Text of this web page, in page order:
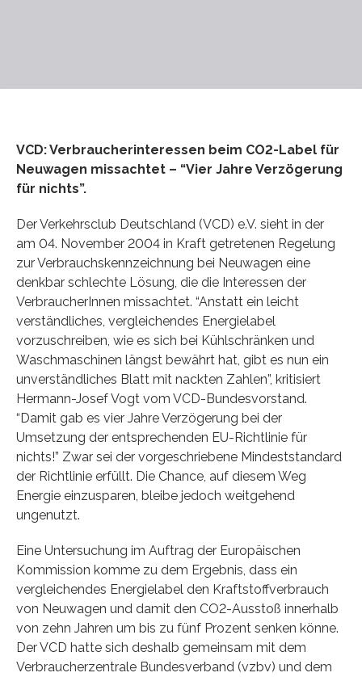
VCD: Verbraucherinteressen beim CO2-Label für
Neuwagen missachtet – “Vier Jahre Verzögerung
für nichts”.
Der Verkehrsclub Deutschland (VCD) e.V. sieht in der
am 04. November 2004 in Kraft getretenen Regelung
zur Verbrauchskennzeichnung bei Neuwagen eine
denkbar schlechte Lösung, die die Interessen der
VerbraucherInnen missachtet. “Anstatt ein leicht
verständliches, vergleichendes Energielabel
vorzuschreiben, wie es sich bei Kühlschränken und
Waschmaschinen längst bewährt hat, gibt es nun ein
unverständliches Blatt mit nackten Zahlen”, kritisiert
Hermann-Josef Vogt vom VCD-Bundesvorstand.
“Damit gab es vier Jahre Verzögerung bei der
Umsetzung der entsprechenden EU-Richtlinie für
nichts!” Zwar sei der vorgeschriebene Mindeststandard
der Richtlinie erfüllt. Die Chance, auf diesem Weg
Energie einzusparen, bleibe jedoch weitgehend
ungenutzt.
Eine Untersuchung im Auftrag der Europäischen
Kommission komme zu dem Ergebnis, dass ein
vergleichendes Energielabel den Kraftstoffverbrauch
von Neuwagen und damit den CO2-Ausstoß innerhalb
von zehn Jahren um bis zu fünf Prozent senken könne.
Der VCD hatte sich deshalb gemeinsam mit dem
Verbraucherzentrale Bundesverband (vzbv) und dem